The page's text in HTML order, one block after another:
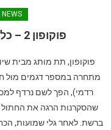
NEWS
פוקופון 2 – כל מה שאתם צריכים לדעת
פוקופון, תת מותג מבית
מתחרה במספר דגמים מול
רדמי), הפך לשם נרדף
ברשת. לאחר גלי שמועות,